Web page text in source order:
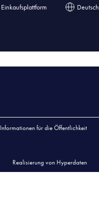
Einkaufsplattform Deutsch
Informationen für die Öffentlichkeit
Realisierung von Hyperdaten